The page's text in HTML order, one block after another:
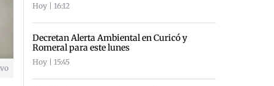
Hoy | 16:12
Decretan Alerta Ambiental en Curicó y
Romeral para este lunes
Hoy | 15:45